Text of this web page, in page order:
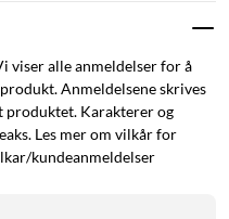
tilkobling av
Play og Xbox Cloud
håndkontrollere
viser alle anmeldelser for å
Anmeldelsene skrives
produktet. Karakterer og
Les mer om vilkår for
kundeanmeldelser